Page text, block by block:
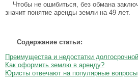
Чтобы не ошибиться, без обмана
значит понятие аренды земли на 49 лет.
Содержание статьи:
Преимущества и недостатки
Как оформить землю в аренду?
Юристы отвечают на популярные вопросы